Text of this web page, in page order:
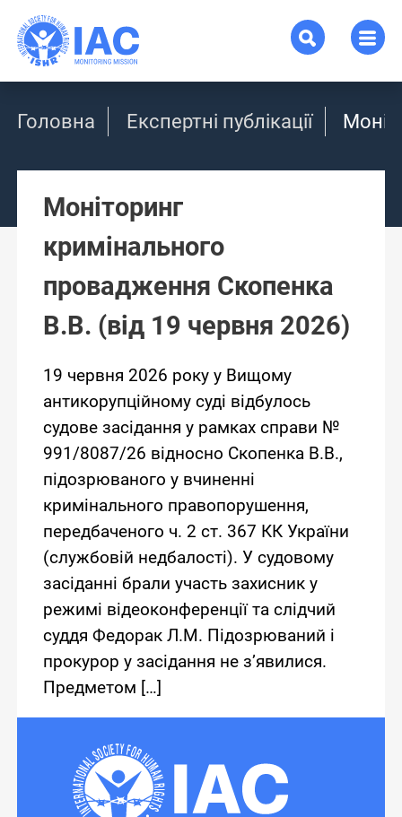
Головна Експертні публікації
Моніторинг
кримінального
провадження Скопенка
В.В. (від 19 червня 2026)
19 червня 2026 року у Вищому
антикорупційному суді відбулось
судове засідання у рамках справи №
991/8087/26 відносно Скопенка В.В.,
підозрюваного у вчиненні
кримінального правопорушення,
передбаченого ч. 2 ст. 367 КК України
(службовій недбалості). У судовому
засіданні брали участь захисник у
режимі відеоконференції та слідчий
суддя Федорак Л.М. Підозрюваний і
прокурор у засідання не з’явилися.
Предметом […]